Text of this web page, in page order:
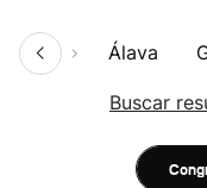
Álava
Buscar